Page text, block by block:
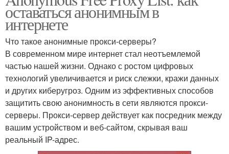
оставаться анонимным в
интернете
Что такое анонимные прокси-серверы?
В современном мире интернет стал неотъемлемой
частью нашей жизни. Однако с ростом цифровых
технологий увеличивается и риск слежки, кражи данных
и других киберугроз. Одним из эффективных способов
защитить свою анонимность в сети являются прокси-
серверы. Прокси-сервер действует как посредник между
вашим устройством и веб-сайтом, скрывая ваш
реальный IP-адрес.